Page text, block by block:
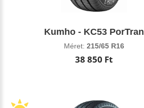
Kumho - KC53 PorTran
Méret: 215/65 R16
38 850 Ft